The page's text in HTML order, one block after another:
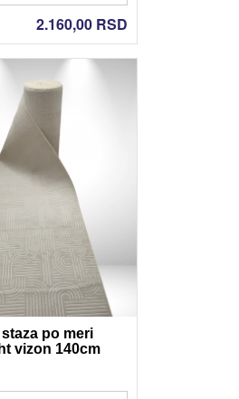
2.160,00 RSD
po meri
vizon 140cm
gel